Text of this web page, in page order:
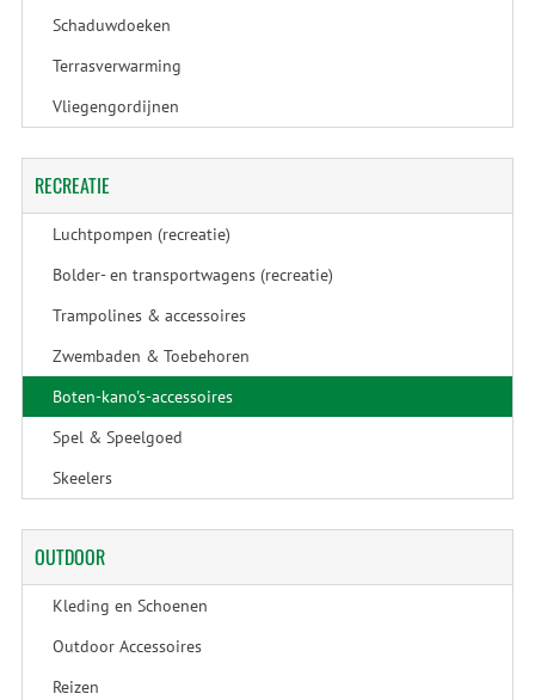
Schaduwdoeken
Terrasverwarming
Vliegengordijnen
RECREATIE
Luchtpompen (recreatie)
Bolder- en transportwagens (recreatie)
Trampolines & accessoires
Zwembaden & Toebehoren
Boten-kano's-accessoires
Spel & Speelgoed
Skeelers
OUTDOOR
Kleding en Schoenen
Outdoor Accessoires
Reizen